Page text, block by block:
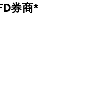
券商*